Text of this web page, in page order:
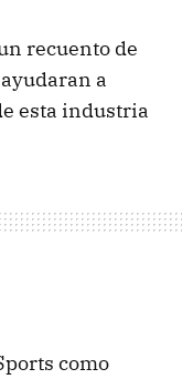
recuento de
a
esta industria
como